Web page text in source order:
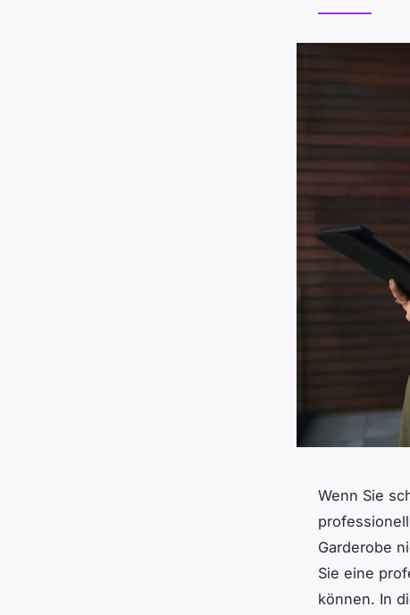
Wenn Sie
Garderobe
Sie eine
können. In